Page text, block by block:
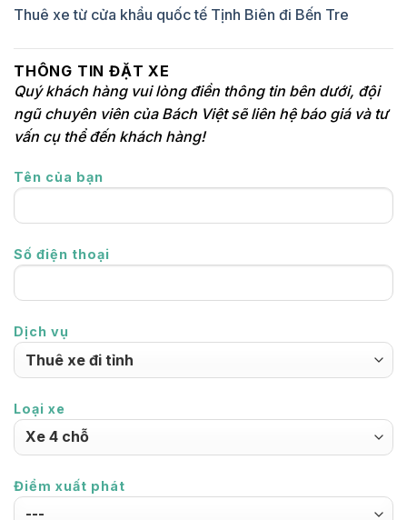
Thuê xe từ cửa khẩu quốc tế Tịnh Biên đi Bến Tre
THÔNG TIN ĐẶT XE
Quý khách hàng vui lòng điền thông tin bên dưới, đội
ngũ chuyên viên của Bách Việt sẽ liên hệ báo giá và tư
vấn cụ thể đến khách hàng!
Tên của bạn
Số điện thoại
Dịch vụ
Loại xe
Điểm xuất phát